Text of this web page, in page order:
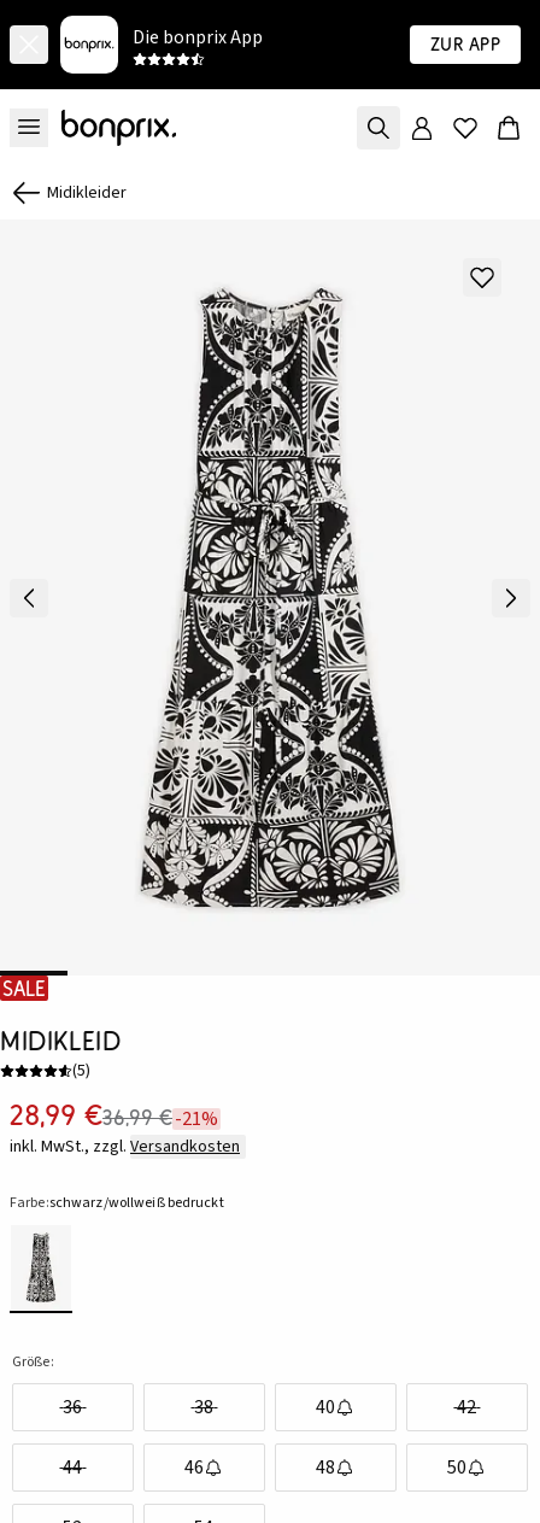
Die bonprix App Zur App
Midikleider
SALE
Midikleid
(5)
28,99 €36,99 €-21%
inkl. MwSt., zzgl. Versandkosten
Farbe:schwarz/wollweiß bedruckt
Größe:
36 38 40 42
44 46 48 50